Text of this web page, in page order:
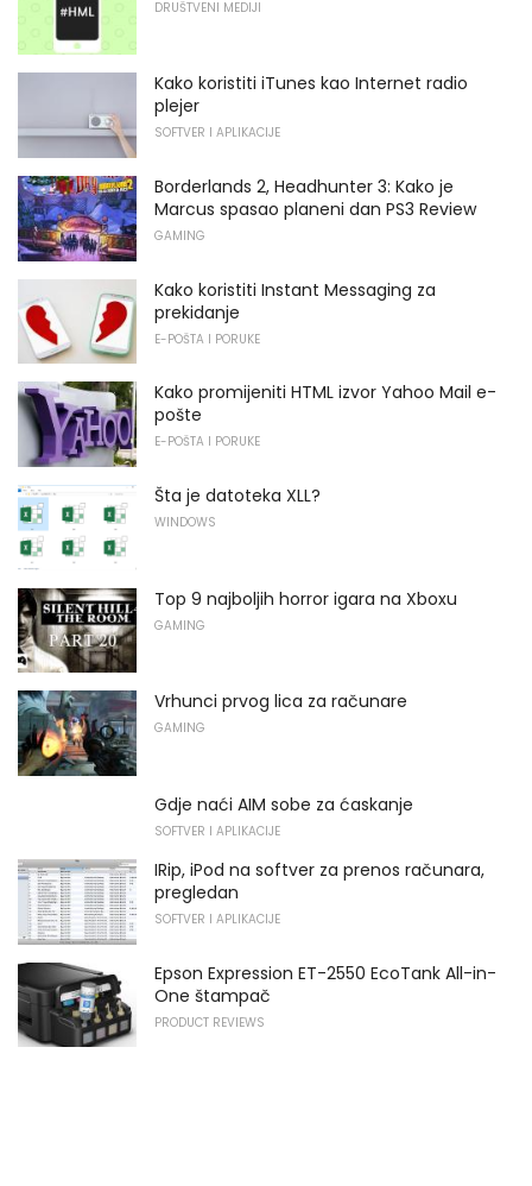
DRUŠTVENI MEDIJI
Kako koristiti iTunes kao Internet radio
plejer
SOFTVER I APLIKACIJE
Borderlands 2, Headhunter 3: Kako je
Marcus spasao planeni dan PS3 Review
GAMING
Kako koristiti Instant Messaging za
prekidanje
E-POŠTA I PORUKE
Kako promijeniti HTML izvor Yahoo Mail e-
pošte
E-POŠTA I PORUKE
Šta je datoteka XLL?
WINDOWS
Top 9 najboljih horror igara na Xboxu
GAMING
Vrhunci prvog lica za računare
GAMING
Gdje naći AIM sobe za ćaskanje
SOFTVER I APLIKACIJE
IRip, iPod na softver za prenos računara,
pregledan
SOFTVER I APLIKACIJE
Epson Expression ET-2550 EcoTank All-in-
One štampač
PRODUCT REVIEWS